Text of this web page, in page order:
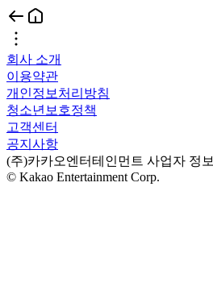
회사 소개
이용약관
개인정보처리방침
청소년보호정책
고객센터
공지사항
(주)카카오엔터테인먼트 사업자 정보
© Kakao Entertainment Corp.